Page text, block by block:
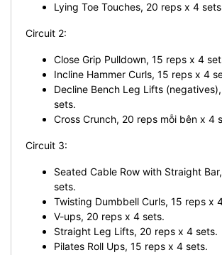
Lying Toe Touches, 20 reps x 4
Circuit 2:
Close Grip Pulldown, 15 reps x 4
Incline Hammer Curls, 15 reps x 4
Decline Bench Leg Lifts
sets.
Cross Crunch, 20 reps mỗi bên x 4
Circuit 3:
Seated Cable Row with Straight
sets.
Twisting Dumbbell Curls, 15 reps x
V-ups, 20 reps x 4 sets.
Straight Leg Lifts, 20 reps x 4 sets.
Pilates Roll Ups, 15 reps x 4 sets.